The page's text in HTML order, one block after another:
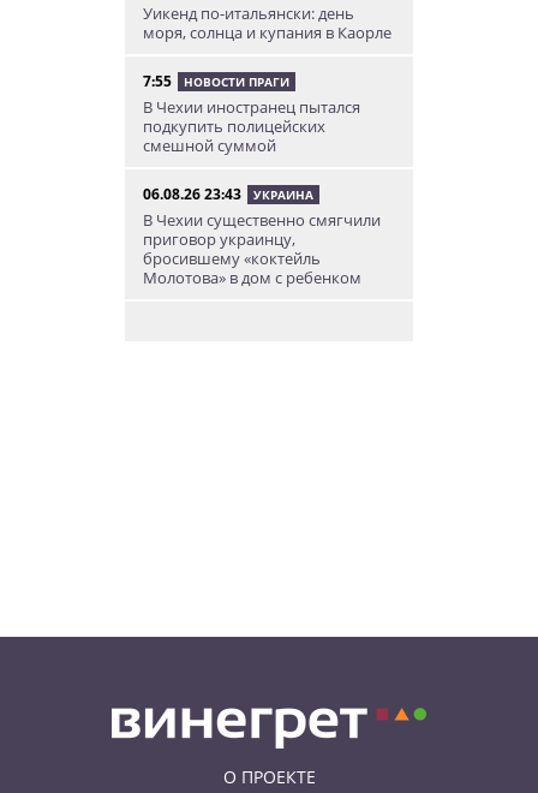
Уикенд по-итальянски: день
моря, солнца и купания в Каорле
7:55 НОВОСТИ ПРАГИ
В Чехии иностранец пытался
подкупить полицейских
смешной суммой
06.08.26 23:43 УКРАИНА
В Чехии существенно смягчили
приговор украинцу,
бросившему «коктейль
Молотова» в дом с ребенком
О ПРОЕКТЕ